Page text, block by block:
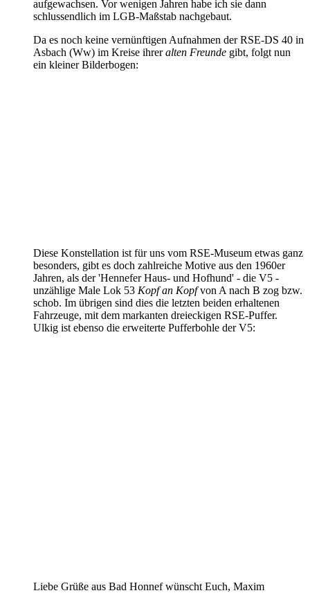
aufgewachsen. Vor wenigen Jahren habe ich sie dann
schlussendlich im LGB-Maßstab nachgebaut.
Da es noch keine vernünftigen Aufnahmen der RSE-DS 40 in
Asbach (Ww) im Kreise ihreralten Freunde gibt, folgt nun
ein kleiner Bilderbogen:
Diese Konstellation ist für uns vom RSE-Museum etwas ganz
besonders, gibt es doch zahlreiche Motive aus den 1960er
Jahren, als der 'Hennefer Haus- und Hofhund' - die V5 -
unzählige Male Lok 53 Kopf an Kopfvon A nach B zog bzw.
schob. Im übrigen sind dies die letzten beiden erhaltenen
Fahrzeuge, mit dem markanten dreieckigen RSE-Puffer.
Ulkig ist ebenso die erweiterte Pufferbohle der V5:
Liebe Grüße aus Bad Honnef wünscht Euch, Maxim